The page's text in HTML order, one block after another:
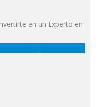
en un Experto en